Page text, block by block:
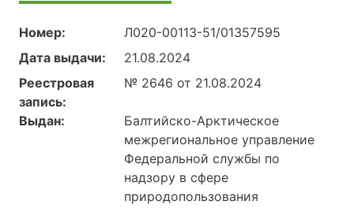
Номер:
Л020-00113-51/01357595
Дата выдачи:
21.08.2024
Реестровая
запись:
№ 2646 от 21.08.2024
Выдан:
Балтийско-Арктическое
межрегиональное управление
Федеральной службы по
надзору в сфере
природопользования